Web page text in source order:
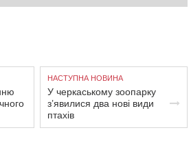
НАСТУПНА НОВИНА
У черкаському зоопарку
з’явилися два нові види
птахів